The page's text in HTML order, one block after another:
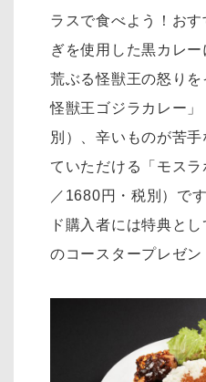
ラスで食べよう！お
ぎを使用した黒カレー
荒ぶる怪獣王の怒り
怪獣王ゴジラカレー
別）、辛いものが苦
ていただける「モス
／1680円・税別）で
ド購入者には特典と
のコースタープレゼン